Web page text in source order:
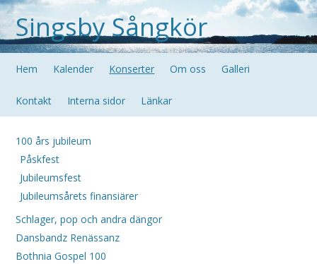
Singsby Sångkör
Hem Kalender Konserter Om oss Galleri
Kontakt Interna sidor Länkar
100 års jubileum
Påskfest
Jubileumsfest
Jubileumsårets finansiärer
Schlager, pop och andra dängor
Dansbandz Renässanz
Bothnia Gospel 100